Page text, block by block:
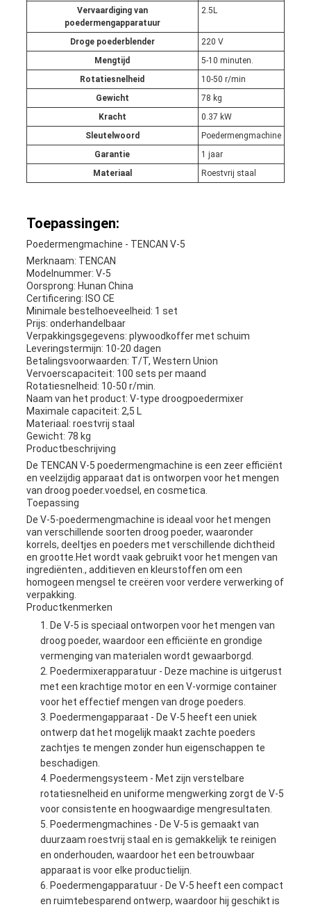
Vervaardiging van
poedermengapparatuur
2.5L
Droge poederblender
220 V
Mengtijd
5-10 minuten.
Rotatiesnelheid
10-50 r/min
Gewicht
78 kg
Kracht
0.37 kW
Sleutelwoord
Poedermengmachine
Garantie
1 jaar
Materiaal
Roestvrij staal
Toepassingen:
Poedermengmachine - TENCAN V-5
Merknaam: TENCAN
Modelnummer: V-5
Oorsprong: Hunan China
Certificering: ISO CE
Minimale bestelhoeveelheid: 1 set
Prijs: onderhandelbaar
Verpakkingsgegevens: plywoodkoffer met schuim
Leveringstermijn: 10-20 dagen
Betalingsvoorwaarden: T/T, Western Union
Vervoerscapaciteit: 100 sets per maand
Rotatiesnelheid: 10-50 r/min.
Naam van het product: V-type droogpoedermixer
Maximale capaciteit: 2,5 L
Materiaal: roestvrij staal
Gewicht: 78 kg
Productbeschrijving
De TENCAN V-5 poedermengmachine is een zeer efficiënt
en veelzijdig apparaat dat is ontworpen voor het mengen
van droog poeder.voedsel, en cosmetica.
Toepassing
De V-5-poedermengmachine is ideaal voor het mengen
van verschillende soorten droog poeder, waaronder
korrels, deeltjes en poeders met verschillende dichtheid
en grootte.Het wordt vaak gebruikt voor het mengen van
ingrediënten., additieven en kleurstoffen om een
homogeen mengsel te creëren voor verdere verwerking of
verpakking.
Productkenmerken
De V-5 is speciaal ontworpen voor het mengen van
droog poeder, waardoor een efficiënte en grondige
vermenging van materialen wordt gewaarborgd.
Poedermixerapparatuur - Deze machine is uitgerust
met een krachtige motor en een V-vormige container
voor het effectief mengen van droge poeders.
Poedermengapparaat - De V-5 heeft een uniek
ontwerp dat het mogelijk maakt zachte poeders
zachtjes te mengen zonder hun eigenschappen te
beschadigen.
Poedermengsysteem - Met zijn verstelbare
rotatiesnelheid en uniforme mengwerking zorgt de V-5
voor consistente en hoogwaardige mengresultaten.
Poedermengmachines - De V-5 is gemaakt van
duurzaam roestvrij staal en is gemakkelijk te reinigen
en onderhouden, waardoor het een betrouwbaar
apparaat is voor elke productielijn.
Poedermengapparatuur - De V-5 heeft een compact
en ruimtebesparend ontwerp, waardoor hij geschikt is